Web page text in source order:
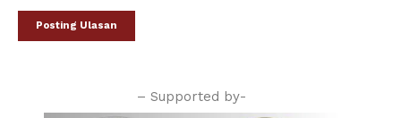
– Supported by-